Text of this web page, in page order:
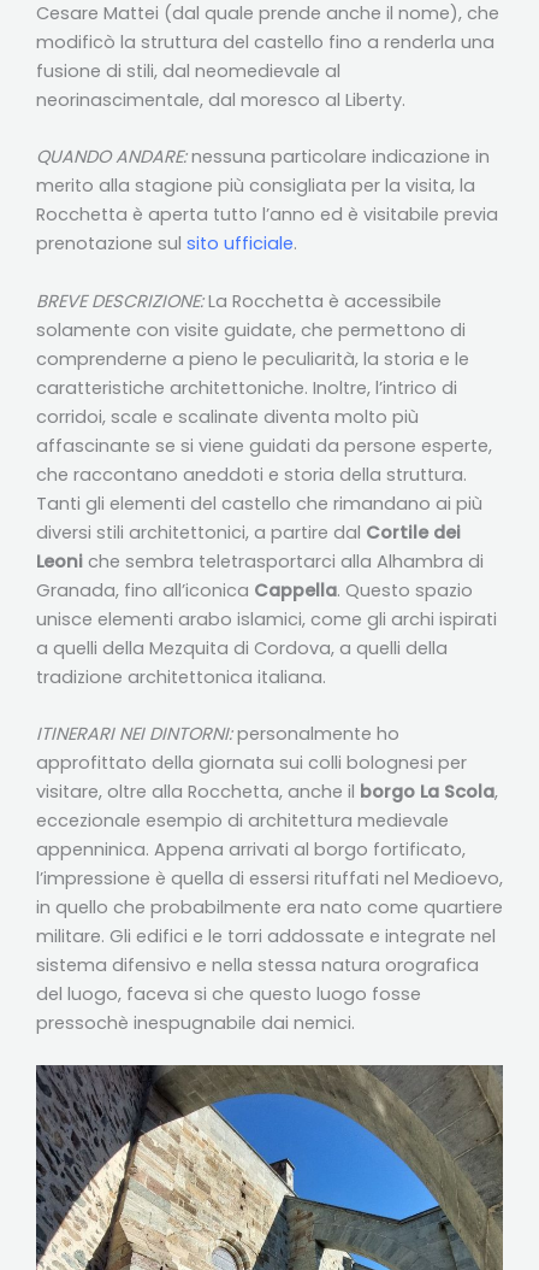
Cesare Mattei (dal quale prende anche il nome), che
modificò la struttura del castello fino a renderla una
fusione di stili, dal neomedievale al
neorinascimentale, dal moresco al Liberty.
QUANDO ANDARE:nessuna particolare indicazione in
merito alla stagione più consigliata per la visita, la
Rocchetta è aperta tutto l’anno ed è visitabile previa
prenotazione sul sito ufficiale.
BREVE DESCRIZIONE:La Rocchetta è accessibile
solamente con visite guidate, che permettono di
comprenderne a pieno le peculiarità, la storia e le
caratteristiche architettoniche. Inoltre, l’intrico di
corridoi, scale e scalinate diventa molto più
affascinante se si viene guidati da persone esperte,
che raccontano aneddoti e storia della struttura.
Tanti gli elementi del castello che rimandano ai più
diversi stili architettonici, a partire dal Cortile dei
Leoni che sembra teletrasportarci alla Alhambra di
Granada, fino all’iconica Cappella. Questo spazio
unisce elementi arabo islamici, come gli archi ispirati
a quelli della Mezquita di Cordova, a quelli della
tradizione architettonica italiana.
ITINERARI NEI DINTORNI:personalmente ho
approfittato della giornata sui colli bolognesi per
visitare, oltre alla Rocchetta, anche il borgo La Scola,
eccezionale esempio di architettura medievale
appenninica. Appena arrivati al borgo fortificato,
l’impressione è quella di essersi rituffati nel Medioevo,
in quello che probabilmente era nato come quartiere
militare. Gli edifici e le torri addossate e integrate nel
sistema difensivo e nella stessa natura orografica
del luogo, faceva si che questo luogo fosse
pressochè inespugnabile dai nemici.